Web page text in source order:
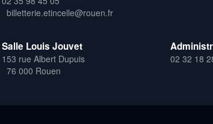
billetterie.etincelle@rouen.fr
Salle Louis Jouvet
153 rue Albert Dupuis
76 000 Rouen
02 32 18